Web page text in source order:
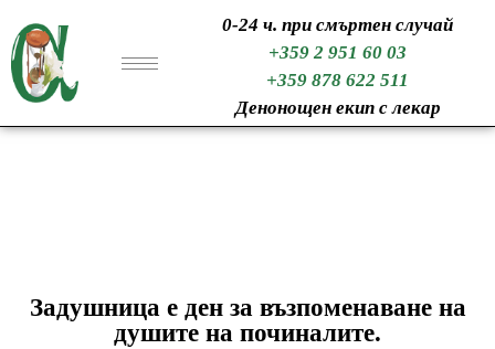
0-24 ч. при смъртен случай
+359 2 951 60 03
+359 878 622 511
Денонощен екип с лекар
Задушница е ден за възпоменаване на
душите на починалите.